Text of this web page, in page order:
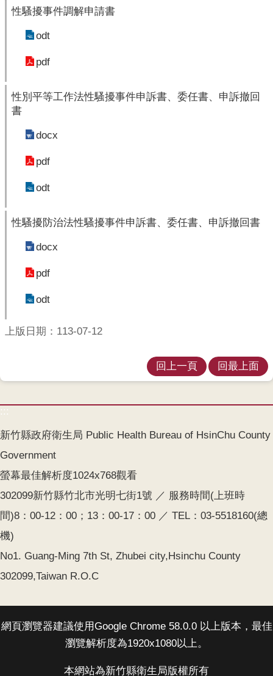
民
務
政
資
開
各
生
測
驗
結
核
菌
測
牙
塗
氟
M
痘
醫
材
性騷擾事件調解申請書
odt
pdf
性別平等工作法性騷擾事件申訴書、委任書、申訴撤回
書
docx
pdf
odt
性騷擾防治法性騷擾事件申訴書、委任書、申訴撤回書
docx
pdf
odt
上版日期：113-07-12
回上一頁 回最上面
:::
新竹縣政府衛生局 Public Health Bureau of HsinChu County
Government
螢幕最佳解析度1024x768觀看
302099新竹縣竹北市光明七街1號 ／ 服務時間(上班時
間)8：00-12：00；13：00-17：00 ／ TEL：03-5518160(總
機)
No1. Guang-Ming 7th St, Zhubei city,Hsinchu County
302099,Taiwan R.O.C
網頁瀏覽器建議使用Google Chrome 58.0.0 以上版本，最佳
瀏覽解析度為1920x1080以上。
本網站為新竹縣衛生局版權所有